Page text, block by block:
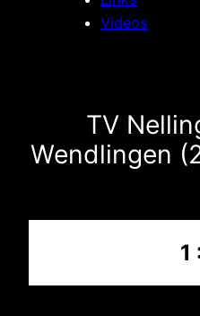
Videos
TV
Wendlingen
1